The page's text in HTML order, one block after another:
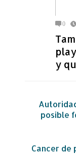
0
y
posible
Cancer de